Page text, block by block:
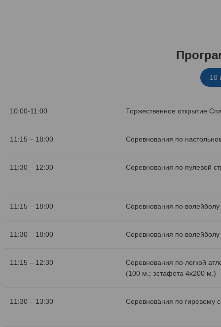
10
10:00-11:00 Торжественное открытие
11:15 – 18:00 Соревнования по
11:30 – 12:30 Соревнования по пулевой
11:15 – 18:00 Соревнования по
11:30 – 18:00 Соревнования по
11:15 – 12:30
Соревнования по легкой
(100 м.; эстафета 4х200 м.)
11:30 – 13:30 Соревнования по гиревому